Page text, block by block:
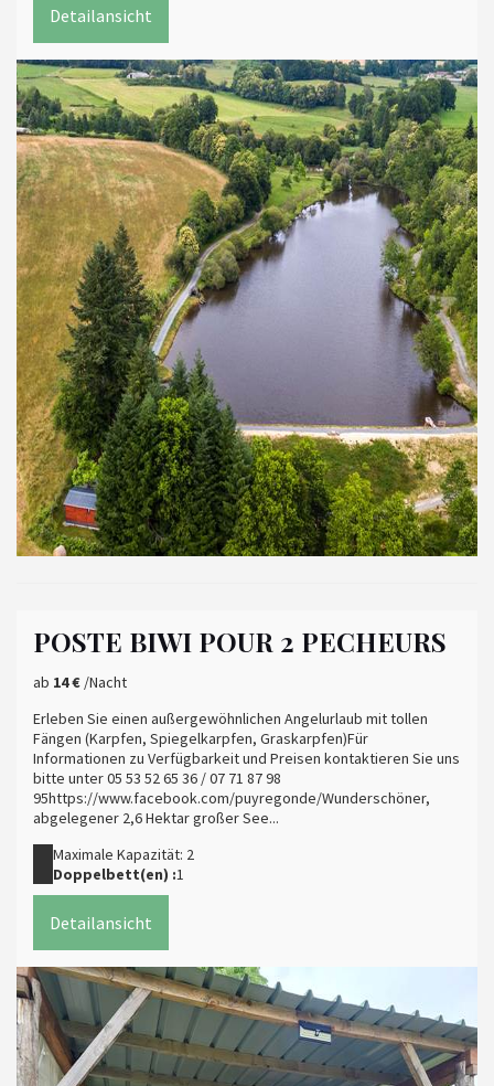
Detailansicht
POSTE BIWI POUR 2 PECHEURS
ab 14 € /Nacht
Erleben Sie einen außergewöhnlichen Angelurlaub mit tollen
Fängen (Karpfen, Spiegelkarpfen, Graskarpfen)Für
Informationen zu Verfügbarkeit und Preisen kontaktieren Sie uns
bitte unter 05 53 52 65 36 / 07 71 87 98
95https://www.facebook.com/puyregonde/Wunderschöner,
abgelegener 2,6 Hektar großer See...
Maximale Kapazität: 2
Doppelbett(en) :1
Detailansicht